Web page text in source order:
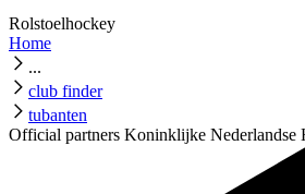
Rolstoelhockey
Home
...
club finder
tubanten
Official partners Koninklijke Nederlandse